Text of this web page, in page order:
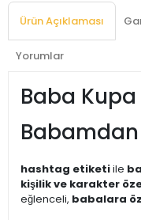
Ürün Açıklaması
Yorumlar
Baba Kupa
Babamdan
hashtag etiketiile
kişilik ve karakter
eğlenceli, babalara